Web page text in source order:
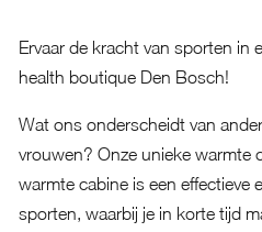
Ervaar de kracht van sporten in
health boutique Den Bosch!
Wat ons onderscheidt van
vrouwen? Onze unieke warmte
warmte cabine is een effectieve
sporten, waarbij je in korte tijd